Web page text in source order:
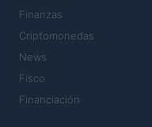
Finanzas
Criptomonedas
News
Fisco
Financiación